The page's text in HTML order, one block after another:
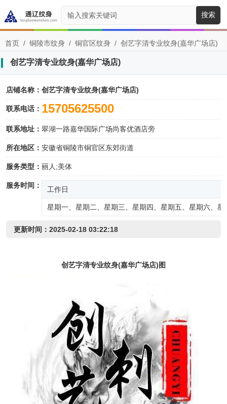
搜索
首页 / 铜陵市纹身 / 铜官区纹身 / 创艺字清专业纹身(嘉华广场店)
创艺字清专业纹身(嘉华广场店)
店铺名称： 创艺字清专业纹身(嘉华广场店)
联系电话： 15705625500
联系地址： 翠湖一路嘉华国际广场尚客优酒店旁
所在地区： 安徽省铜陵市铜官区东郊街道
服务类型： 丽人;美体
服务时间： 工作日
星期一、星期二、星期三、星期四、星期五、星期六、星
更新时间：2025-02-18 03:22:18
创艺字清专业纹身(嘉华广场店)图